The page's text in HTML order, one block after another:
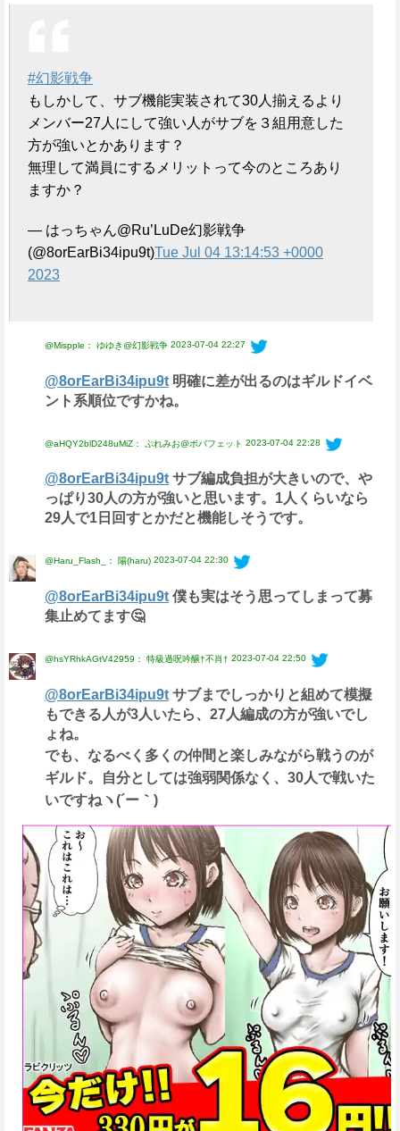
#幻影戦争
もしかして、サブ機能実装されて30人揃えるより
メンバー27人にして強い人がサブを３組用意した
方が強いとかあります？
無理して満員にするメリットって今のところあり
ますか？
— はっちゃん@Ru’LuDe幻影戦争
(@8orEarBi34ipu9t)Tue Jul 04 13:14:53 +0000
2023
@Mispple： ゆゆき@幻影戦争 2023-07-04 22:27
@8orEarBi34ipu9t 明確に差が出るのはギルドイベ
ント系順位ですかね。
@aHQY2blD248uMiZ： ぷれみお@ボバフェット 2023-07-04 22:28
@8orEarBi34ipu9t サブ編成負担が大きいので、や
っぱり30人の方が強いと思います。1人くらいなら
29人で1日回すとかだと機能しそうです。
@Haru_Flash_： 陽(haru) 2023-07-04 22:30
@8orEarBi34ipu9t 僕も実はそう思ってしまって募
集止めてます🤔
@hsYRhkAGtV42959： 特級過呪吟醸†不肖† 2023-07-04 22:50
@8orEarBi34ipu9t サブまでしっかりと組めて模擬
もできる人が3人いたら、27人編成の方が強いでし
ょね。
でも、なるべく多くの仲間と楽しみながら戦うのが
ギルド。自分としては強弱関係なく、30人で戦いた
いですねヽ(´ー｀)